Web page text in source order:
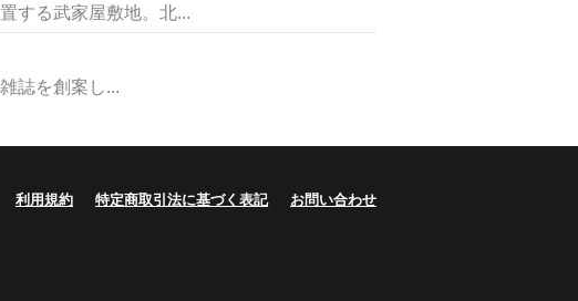
る武家屋敷地。北...
誌を創案し...
利用規約 特定商取引法に基づく表記 お問い合わせ